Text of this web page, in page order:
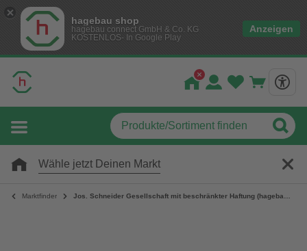
hagebau shop
hagebau connect GmbH & Co. KG
KOSTENLOS- In Google Play
Anzeigen
Wähle jetzt Deinen Markt
Marktfinder